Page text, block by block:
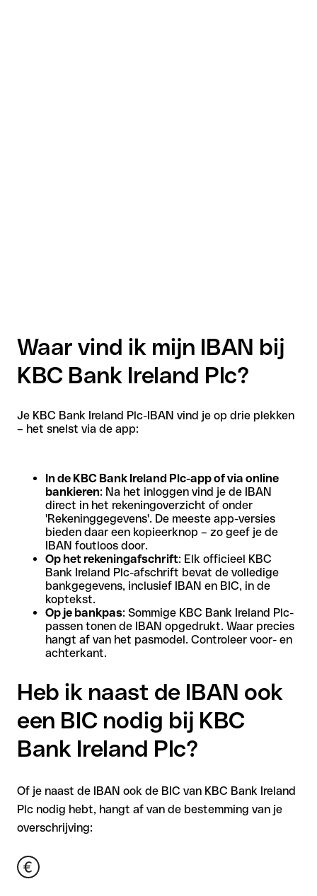
Waar vind ik mijn IBAN bij
KBC Bank Ireland Plc?
Je KBC Bank Ireland Plc-IBAN vind je op drie plekken
– het snelst via de app:
In de KBC Bank Ireland Plc-app of via online
bankieren: Na het inloggen vind je de IBAN
direct in het rekeningoverzicht of onder
'Rekeninggegevens'. De meeste app-versies
bieden daar een kopieerknop – zo geef je de
IBAN foutloos door.
Op het rekeningafschrift: Elk officieel KBC
Bank Ireland Plc-afschrift bevat de volledige
bankgegevens, inclusief IBAN en BIC, in de
koptekst.
Op je bankpas: Sommige KBC Bank Ireland Plc-
passen tonen de IBAN opgedrukt. Waar precies
hangt af van het pasmodel. Controleer voor- en
achterkant.
Heb ik naast de IBAN ook
een BIC nodig bij KBC
Bank Ireland Plc?
Of je naast de IBAN ook de BIC van KBC Bank Ireland
Plc nodig hebt, hangt af van de bestemming van je
overschrijving: